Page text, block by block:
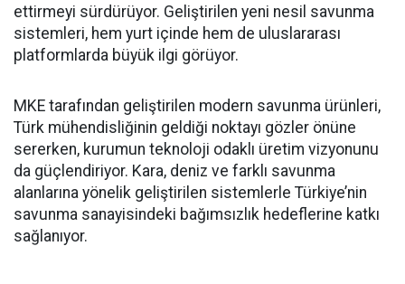
ettirmeyi sürdürüyor. Geliştirilen yeni nesil savunma
sistemleri, hem yurt içinde hem de uluslararası
platformlarda büyük ilgi görüyor.
MKE tarafından geliştirilen modern savunma ürünleri,
Türk mühendisliğinin geldiği noktayı gözler önüne
sererken, kurumun teknoloji odaklı üretim vizyonunu
da güçlendiriyor. Kara, deniz ve farklı savunma
alanlarına yönelik geliştirilen sistemlerle Türkiye’nin
savunma sanayisindeki bağımsızlık hedeflerine katkı
sağlanıyor.